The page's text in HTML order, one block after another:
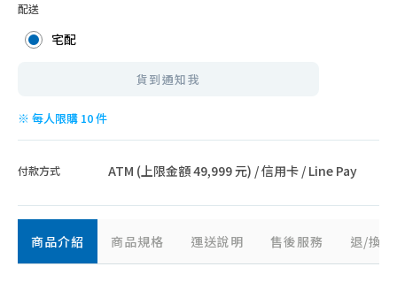
配送
宅配
貨到通知我
※ 每人限購 10 件
付款方式 ATM (上限金額 49,999 元) / 信用卡 / Line Pay
商品介紹 商品規格 運送說明 售後服務 退/換